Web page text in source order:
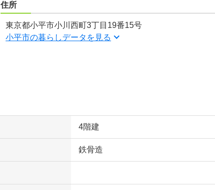
住所
東京都小平市小川西町3丁目19番15号
小平市の暮らしデータを見る
4階建
鉄骨造